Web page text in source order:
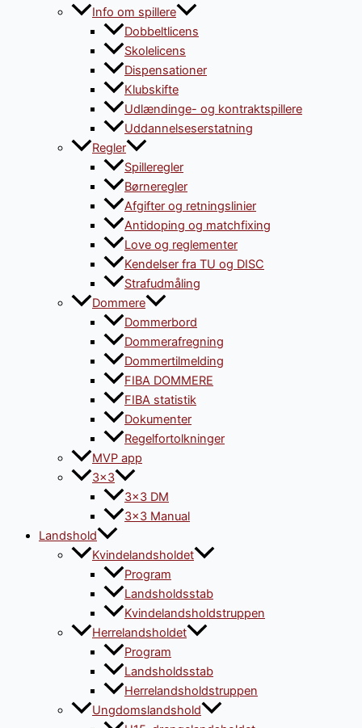
Info om spillere
Dobbeltlicens
Skolelicens
Dispensationer
Klubskifte
Udlændinge- og kontraktspillere
Uddannelseserstatning
Regler
Spilleregler
Børneregler
Afgifter og retningslinier
Antidoping og matchfixing
Love og reglementer
Kendelser fra TU og DISC
Strafudmåling
Dommere
Dommerbord
Dommerafregning
Dommertilmelding
FIBA DOMMERE
FIBA statistik
Dokumenter
Regelfortolkninger
MVP app
3×3
3×3 DM
3×3 Manual
Landshold
Kvindelandsholdet
Program
Landsholdsstab
Kvindelandsholdstruppen
Herrelandsholdet
Program
Landsholdsstab
Herrelandsholdstruppen
Ungdomslandshold